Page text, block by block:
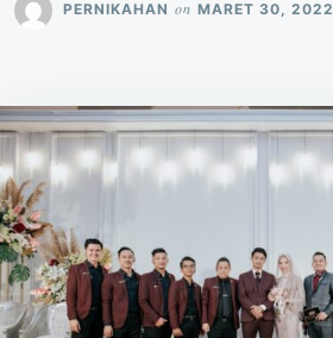
PERNIKAHAN on MARET 30, 2022